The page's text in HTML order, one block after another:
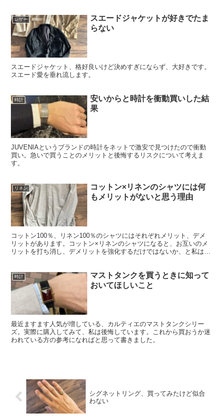
レザー
スエードジャケットが好きでたま
らない
スエードジャケット、格好良いけど決めすぎにならず、大好きです。
スエード愛を垂れ流します。
時計
安いからと時計を衝動買いした結
果
JUVENIAというブランドの時計をネットで激安で見つけたので衝動
買い。急いで買うことのメリットと後悔するリスクについて考えま
す。
リネン
コットン×リネンのシャツには何
もメリットがないと思う理由
コットン100％、リネン100％のシャツにはそれぞれメリット、デメ
リットがあります。コットン×リネンのシャツになると、お互いのメ
リットを打ち消し、デメリットを強化するだけではないか、と私は思
時計
マストタンクを買うときに知って
おいてほしいこと
最近ますます人気が増している、カルティエのマストタンクシリー
ズ。実際に購入してみて、私は後悔しています。これから買おうか迷
われている方の参考になればと思って書きました。
シグネットリング、買ってみたけど似合
わない